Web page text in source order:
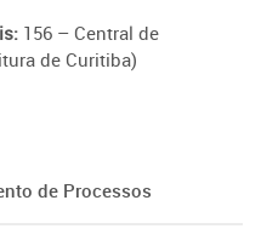
156 – Central de
de Curitiba)
de Processos